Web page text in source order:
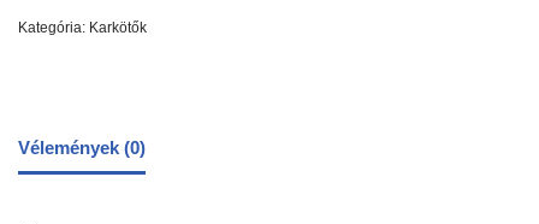
Kategória: Karkötők
Vélemények (0)